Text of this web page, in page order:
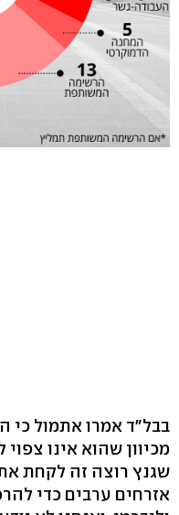
בבל"ד אמרו אתמול כי
מכיוון שהוא אינו
שגנץ רוצה זה לקחת
אזרחים ערבים כדי